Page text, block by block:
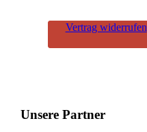
Vertrag widerrufen
Unsere Partner